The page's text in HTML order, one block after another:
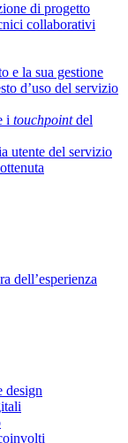
di progetto
collaborativi
e la sua gestione
d’uso del servizio
i touchpointdel
utente del servizio
dell’esperienza
design